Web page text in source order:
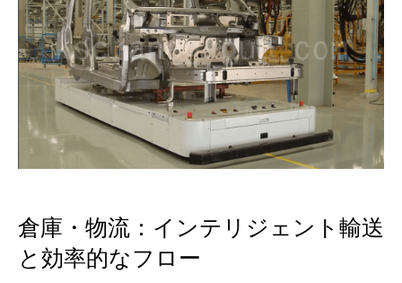
倉庫・物流：インテリジェント輸送
と効率的なフロー